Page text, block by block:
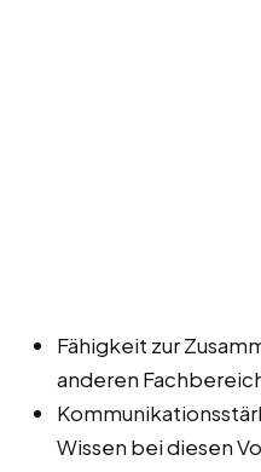
Fähigkeit zur
anderen
Wissen bei diesen